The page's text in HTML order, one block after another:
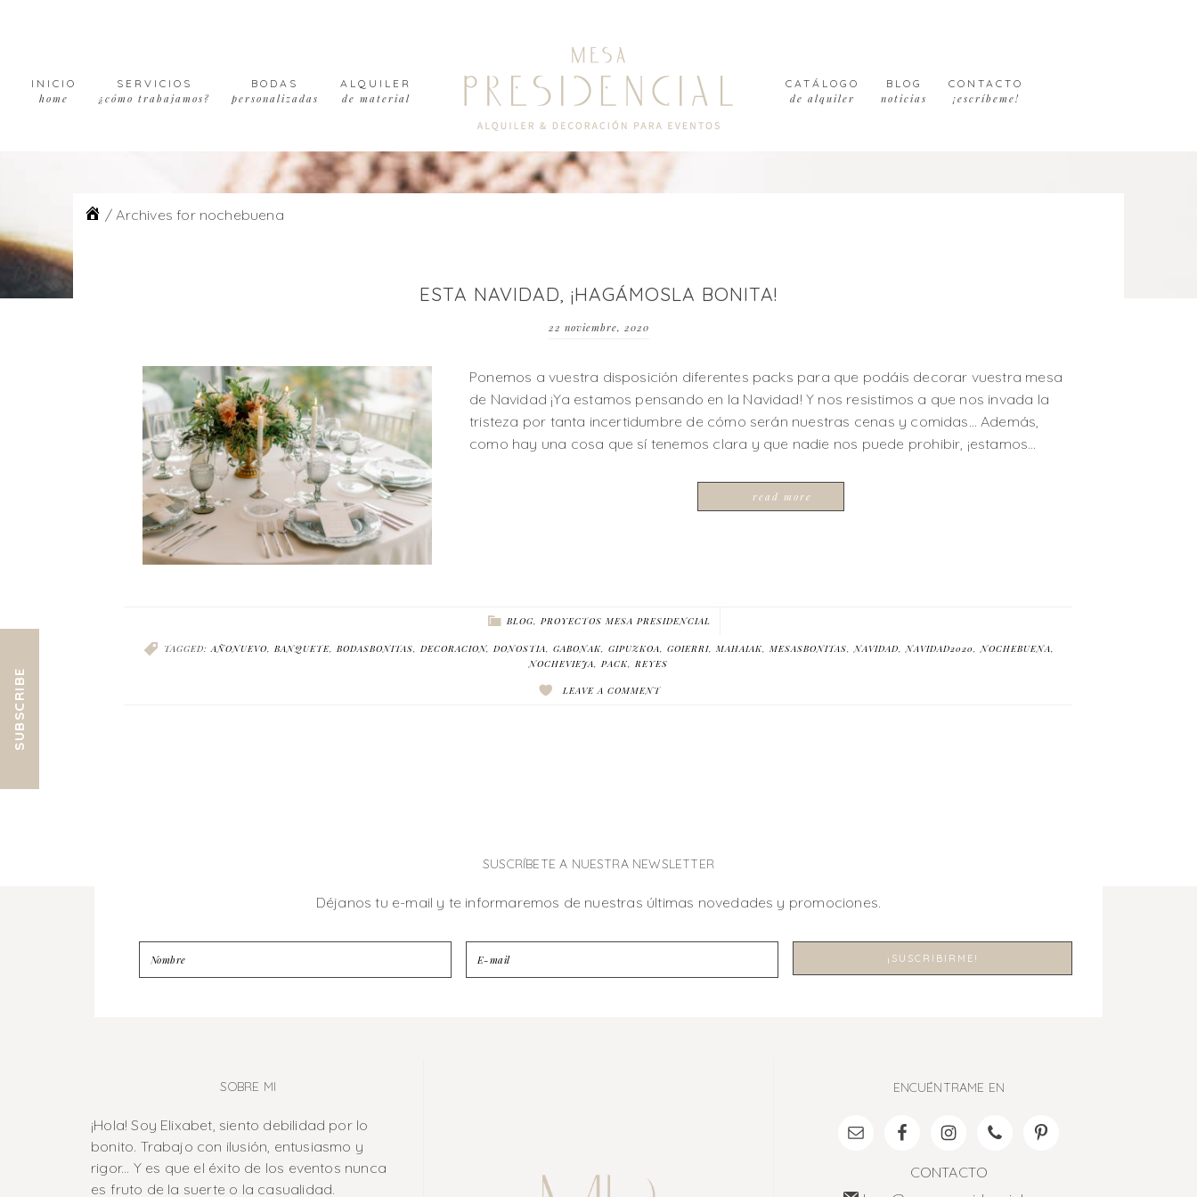
navigation
contentINICIO
home
SERVICIOS
¿cómo trabajamos?
BODAS
personalizadas
ALQUILER
de material
CATÁLOGO
de alquiler
BLOG
noticias
CONTACTO
¡escríbeme!
/ Archives for nochebuena
ESTA NAVIDAD, ¡HAGÁMOSLA BONITA!
22 noviembre, 2020
Ponemos a vuestra disposición diferentes packs para que podáis decorar vuestra mesa
de Navidad ¡Ya estamos pensando en la Navidad! Y nos resistimos a que nos invada la
tristeza por tanta incertidumbre de cómo serán nuestras cenas y comidas… Además,
como hay una cosa que sí tenemos clara y que nadie nos puede prohibir, ¡estamos…
read more
BLOG, PROYECTOS MESA PRESIDENCIAL
TAGGED: AÑONUEVO BANQUETE, BODASBONITAS DECORACION, DONOSTIA GABONAK GIPUZKOA GOIERRI, MAHAIAK MESASBONITAS NAVIDAD NAVIDAD2020 NOCHEBUENA
NOCHEVIEJA
PACK REYES
LEAVE A COMMENT
SUSCRÍBETE A NUESTRA NEWSLETTER
Déjanos tu e-mail y te informaremos de nuestras últimas novedades y promociones.
SOBRE MI
¡Hola! Soy Elixabet, siento debilidad por lo
bonito. Trabajo con ilusión, entusiasmo y
rigor... Y es que el éxito de los eventos nunca
es fruto de la suerte o la casualidad.
ENCUÉNTRAME EN
CONTACTO
SUBSCRIBE